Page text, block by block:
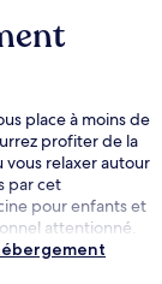
place à moins de
profiter de la
vous relaxer autour
par cet
pour enfants et
attentionné.